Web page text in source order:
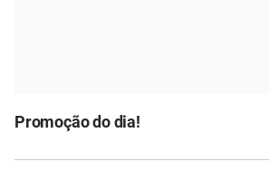
Promoção do dia!